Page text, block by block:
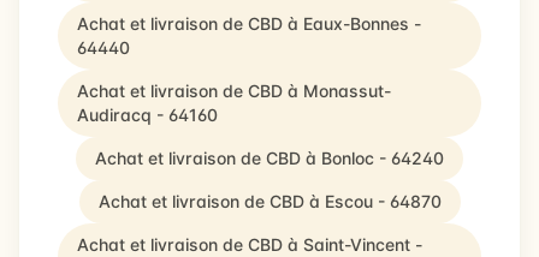
Achat et livraison de CBD à Eaux-Bonnes -
64440
Achat et livraison de CBD à Monassut-
Audiracq - 64160
Achat et livraison de CBD à Bonloc - 64240
Achat et livraison de CBD à Escou - 64870
Achat et livraison de CBD à Saint-Vincent -